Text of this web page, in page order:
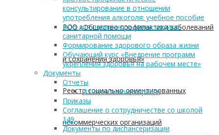
РОО «Общество профилактики заболеваний
и сохранения здоровья»
Реестр социально ориентированных
некоммерческих организаций
консультирование в отношении
употребления алкоголя: учебное пособие
ВОЗ для первичного звена медико-
санитарной помощи
Формирование здорового образа жизни
Обучающий курс «Внедрение программ
укрепления здоровья на рабочем месте»
Документы
Отчеты
Отчеты о мониторинге
Приказы
Соглашение о сотрудничестве со школой
149
Документы по диспансеризации